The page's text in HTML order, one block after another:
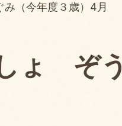
（今年度３歳）4月
ょ ぞう